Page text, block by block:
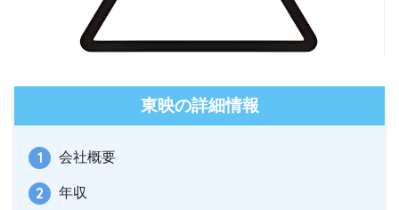
東映の詳細情報
会社概要
年収